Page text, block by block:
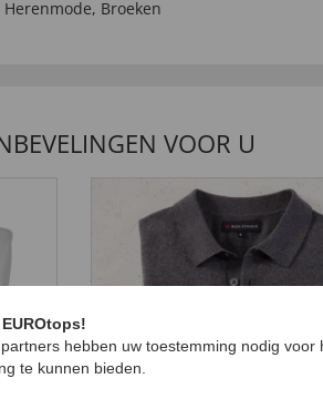
Herenmode, Broeken
VOOR U
hebben uw toestemming nodig
te kunnen bieden.